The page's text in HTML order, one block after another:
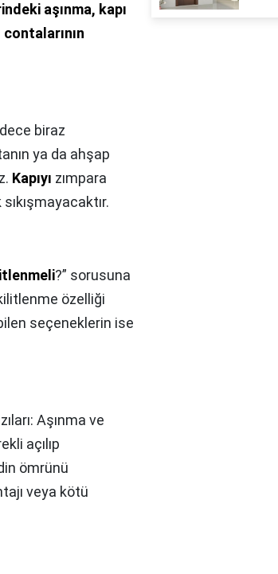
aşınma, kapı
biraz
ya da ahşap
Kapıyı zımpara
?” sorusuna
özelliği
seçeneklerin ise
Aşınma ve
açılıp
ömrünü
veya kötü